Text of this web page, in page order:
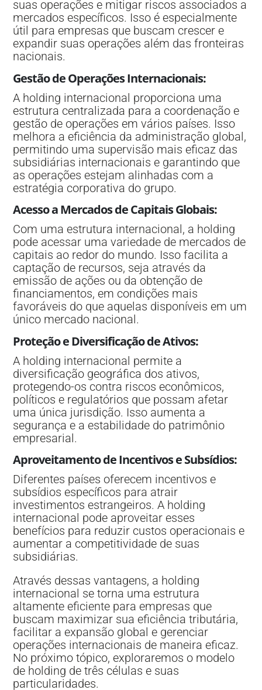
suas operações e mitigar riscos associados a
mercados específicos. Isso é especialmente
útil para empresas que buscam crescer e
expandir suas operações além das fronteiras
nacionais.
Gestão de Operações Internacionais:
A holding internacional proporciona uma
estrutura centralizada para a coordenação e
gestão de operações em vários países. Isso
melhora a eficiência da administração global,
permitindo uma supervisão mais eficaz das
subsidiárias internacionais e garantindo que
as operações estejam alinhadas com a
estratégia corporativa do grupo.
Acesso a Mercados de Capitais Globais:
Com uma estrutura internacional, a holding
pode acessar uma variedade de mercados de
capitais ao redor do mundo. Isso facilita a
captação de recursos, seja através da
emissão de ações ou da obtenção de
financiamentos, em condições mais
favoráveis do que aquelas disponíveis em um
único mercado nacional.
Proteção e Diversificação de Ativos:
A holding internacional permite a
diversificação geográfica dos ativos,
protegendo-os contra riscos econômicos,
políticos e regulatórios que possam afetar
uma única jurisdição. Isso aumenta a
segurança e a estabilidade do patrimônio
empresarial.
Aproveitamento de Incentivos e Subsídios:
Diferentes países oferecem incentivos e
subsídios específicos para atrair
investimentos estrangeiros. A holding
internacional pode aproveitar esses
benefícios para reduzir custos operacionais e
aumentar a competitividade de suas
subsidiárias.
Através dessas vantagens, a holding
internacional se torna uma estrutura
altamente eficiente para empresas que
buscam maximizar sua eficiência tributária,
facilitar a expansão global e gerenciar
operações internacionais de maneira eficaz.
No próximo tópico, exploraremos o modelo
de holding de três células e suas
particularidades.